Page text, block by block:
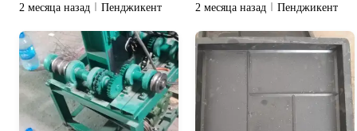
2 месяца назад Пенджикент 2 месяца назад Пенджикент